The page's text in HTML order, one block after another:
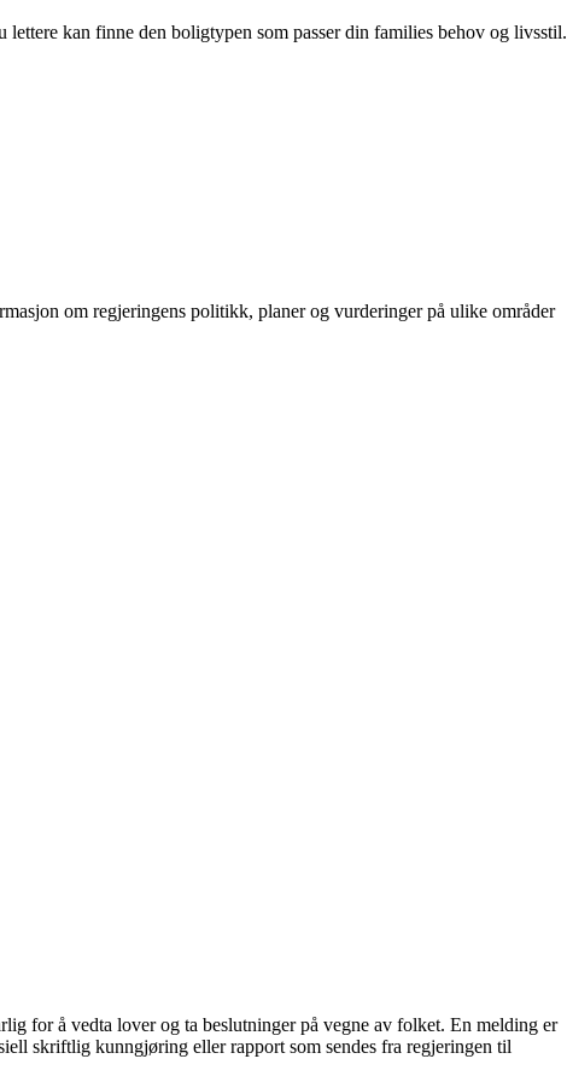
kan finne den boligtypen som passer din families behov og livsstil.
om regjeringens politikk, planer og vurderinger på ulike områder
for å vedta lover og ta beslutninger på vegne av folket. En melding er
skriftlig kunngjøring eller rapport som sendes fra regjeringen til